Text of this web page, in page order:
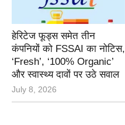
हेरिटेज फूड्स समेत तीन
कंपनियों को FSSAI का नोटिस,
‘Fresh’, ‘100% Organic’
और स्वास्थ्य दावों पर उठे सवाल
July 8, 2026